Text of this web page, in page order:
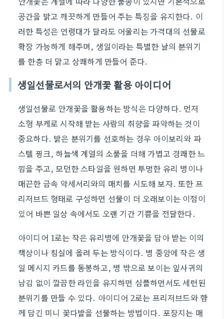
공간을 밝고 깨끗하게 만들어 주는 특징을 유지한다. 이
러한 특성은 연령대가 달라도 어울리는 가격대의 선물로
확장 가능하게 해주며, 생일이라는 특별한 날의 분위기
를 한층 더 맑고 상쾌하게 만들어 준다.
생일선물로서의 안개꽃 활용 아이디어
생일선물로 안개꽃을 활용하는 방식은 다양하다. 먼저
소형 부케로 시작해 받는 사람의 취향을 파악하는 것이
중요하다. 밝은 분위기를 선호하는 경우 아이보리와 파
스텔 핑크, 하늘색 계열의 소품을 더해 가볍고 경쾌한 느
낌을 주고, 모던한 스타일을 원하면 투명한 유리 병이나
매끈한 금속 악세서리와의 매치를 시도해 보자. 또한 프
리저브드 형태로 구성하면 선물이 더 오래보이는 이점이
있어 바쁜 일상 속에서도 오랜 기간 기쁨을 전달한다.
아이디어 1로는 작은 유리병에 안개꽃을 담아 받는 이의
책상이나 침실에 올려 두는 방식이다. 병 중앙에 작은 생
일 메시지 카드를 동봉하고, 병 밖으로 보이는 잎사귀의
남김 없이 깔끔한 라인을 유지하면 심플하면서도 세련된
분위기를 만들 수 있다. 아이디어 2로는 프리저브드와 함
께 담긴 미니 꽃다발을 선물하는 방법이다. 포장지는 매